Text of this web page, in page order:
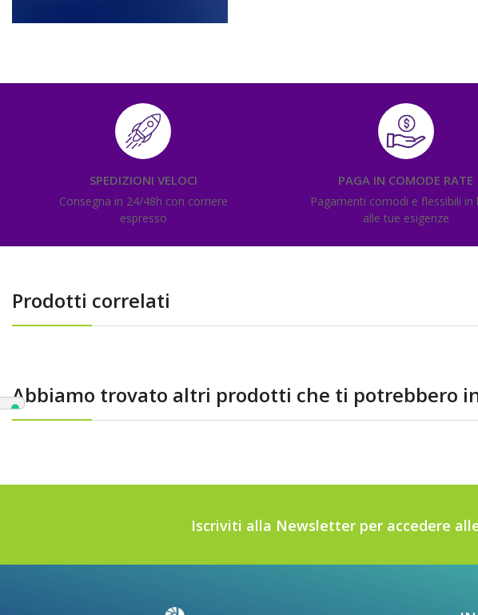
SPEDIZIONI VELOCI
Consegna in 24/48h con corriere
espresso
PAGA IN COMODE RATE
Pagamenti comodi e flessibili in
alle tue esigenze
Prodotti correlati
Abbiamo trovato altri prodotti che ti potrebbero
Iscriviti alla Newsletter per accedere